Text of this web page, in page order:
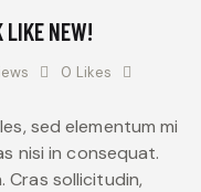
LIKE NEW!
0 Likes
sed elementum mi
nisi in consequat.
Cras sollicitudin,